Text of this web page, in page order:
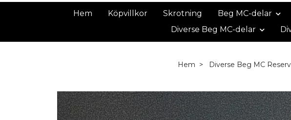
Hem Köpvillkor Skrotning Beg MC-delar
Diverse Beg MC-delar
Hem Diverse Beg MC